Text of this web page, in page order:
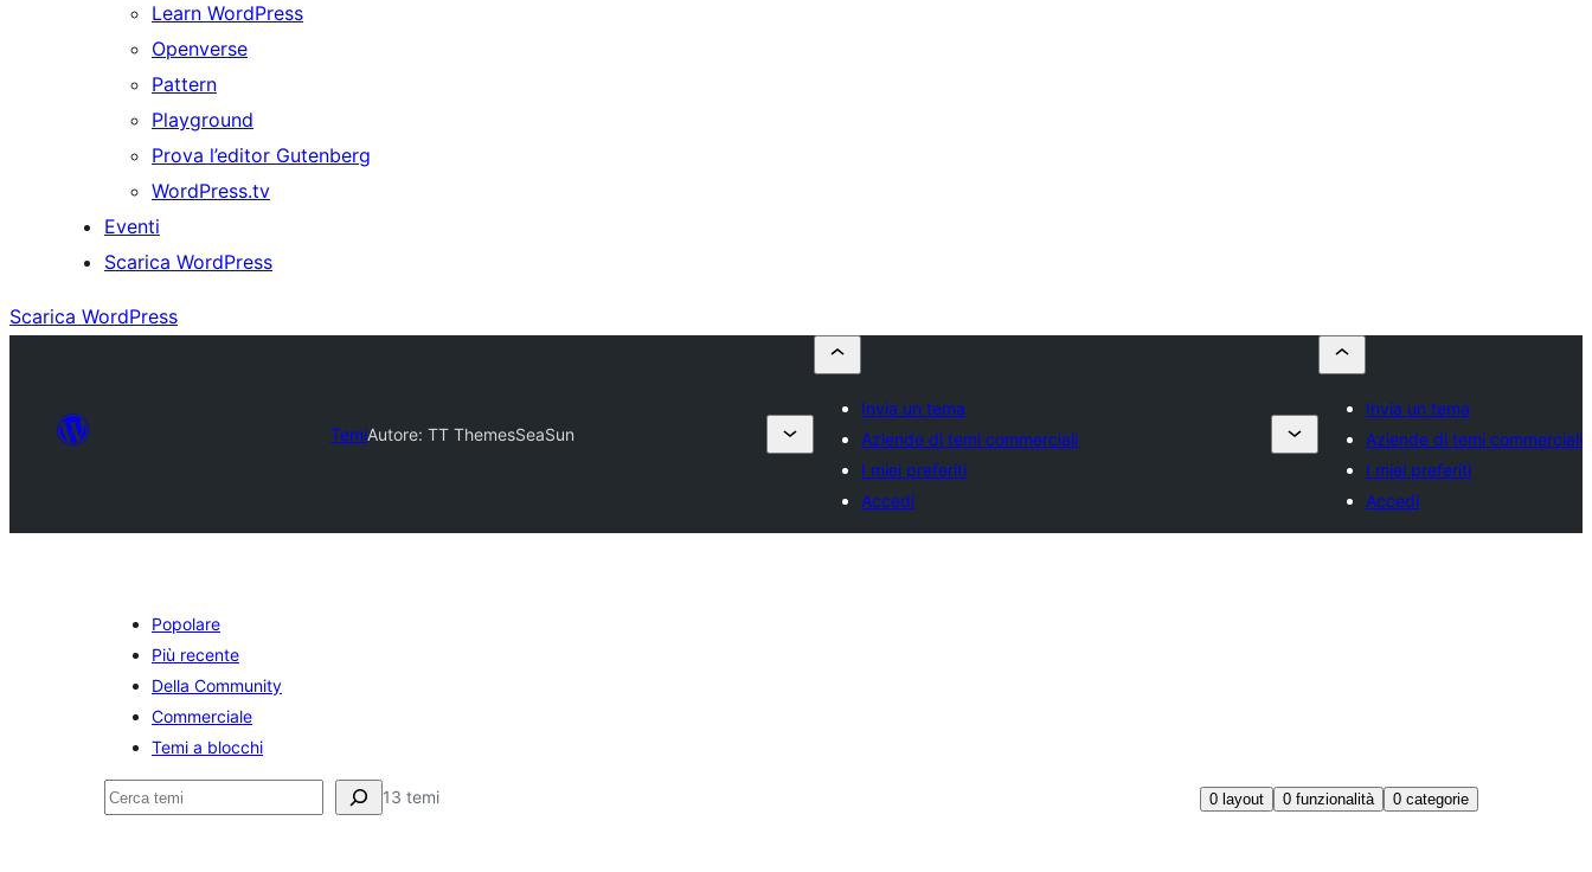
Learn WordPress
Openverse
Pattern
Playground
Prova l’editor Gutenberg
WordPress.tv
Eventi
Scarica WordPress
Scarica WordPress
TemiAutore: TT ThemesSeaSun
Invia un tema
Aziende di temi commerciali
I miei preferiti
Accedi
Invia un tema
Aziende di temi commerciali
I miei preferiti
Accedi
Popolare
Più recente
Della Community
Commerciale
Temi a blocchi
Cerca 13 temi 0 layout 0 funzionalità 0 categorie